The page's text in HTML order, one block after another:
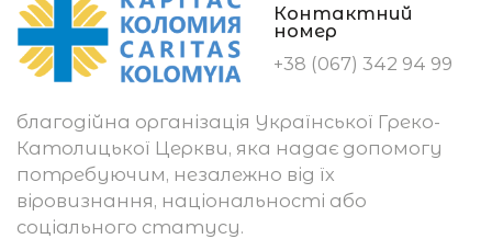
Контактний
номер
+38 (067) 342 94 99
благодійна організація Української Греко-
Католицької Церкви, яка надає допомогу
потребуючим, незалежно від їх
віровизнання, національності або
соціального статусу.